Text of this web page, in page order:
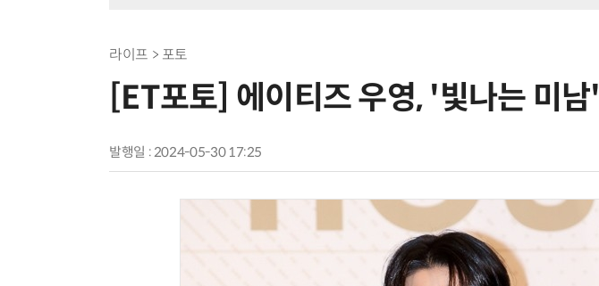
라이프 > 포토
[ET포토] 에이티즈 우영, '빛나는 미남'
발행일 : 2024-05-30 17:25
AI × Design : UX 디자이너의 5가지 생존 전략과 실전 대응